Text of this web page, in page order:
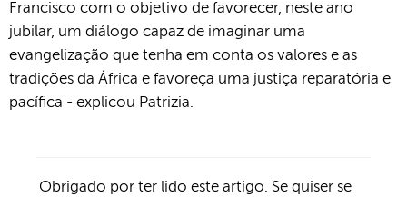
Francisco com o objetivo de favorecer, neste ano
jubilar, um diálogo capaz de imaginar uma
evangelização que tenha em conta os valores e as
tradições da África e favoreça uma justiça reparatória e
pacífica - explicou Patrizia.
Obrigado por ter lido este artigo. Se quiser se